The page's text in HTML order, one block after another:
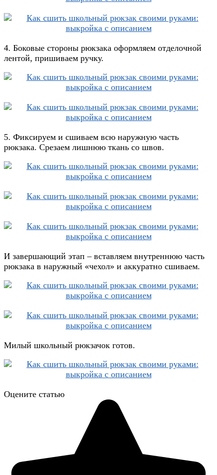
4. Боковые стороны рюкзака оформляем отделочной
лентой, пришиваем ручку.
5. Фиксируем и сшиваем всю наружную часть
рюкзака. Срезаем лишнюю ткань со швов.
И завершающий этап – вставляем внутреннюю часть
рюкзака в наружный «чехол» и аккуратно сшиваем.
Милый школьный рюкзачок готов.
Оцените статью